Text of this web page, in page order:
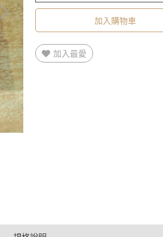
加入購物車
加入最愛